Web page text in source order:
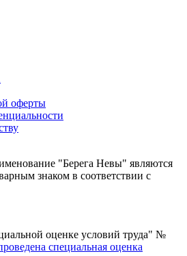
оферты
"Берега Невы" являются
знаком в соответствии с
оценке условий труда" №
специальная оценка